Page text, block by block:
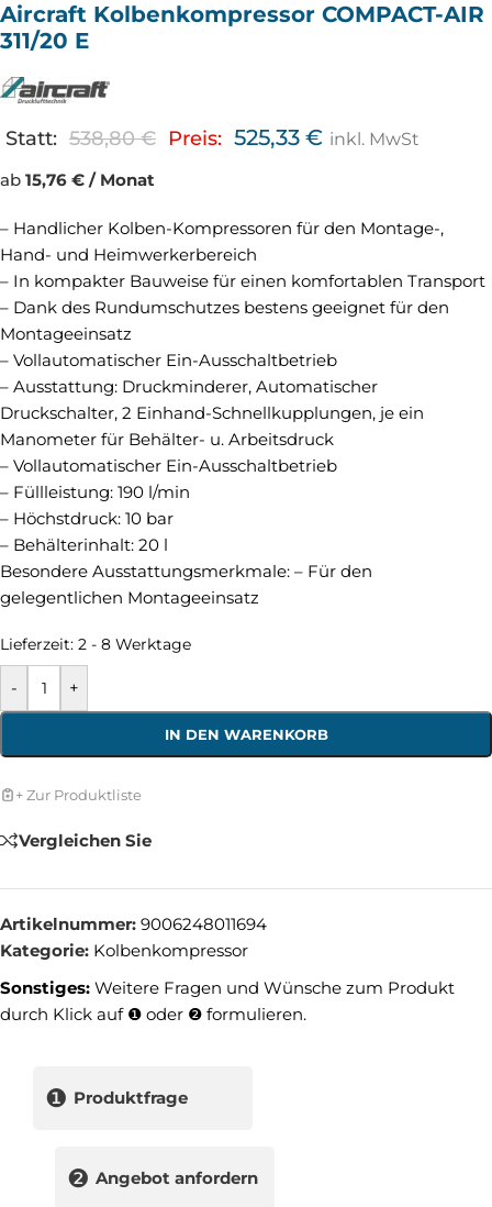
Aircraft Kolbenkompressor COMPACT-AIR
311/20 E
Statt: 538,80€ Preis: 525,33 € inkl. MwSt
ab 15,76 € / Monat
– Handlicher Kolben-Kompressoren für den Montage-,
Hand- und Heimwerkerbereich
– In kompakter Bauweise für einen komfortablen Transport
– Dank des Rundumschutzes bestens geeignet für den
Montageeinsatz
– Vollautomatischer Ein-Ausschaltbetrieb
– Ausstattung: Druckminderer, Automatischer
Druckschalter, 2 Einhand-Schnellkupplungen, je ein
Manometer für Behälter- u. Arbeitsdruck
– Vollautomatischer Ein-Ausschaltbetrieb
– Füllleistung: 190 l/min
– Höchstdruck: 10 bar
– Behälterinhalt: 20 l
Besondere Ausstattungsmerkmale: – Für den
gelegentlichen Montageeinsatz
Lieferzeit: 2 - 8 Werktage
- +
IN DEN WARENKORB
+ Zur Produktliste
Vergleichen Sie
Artikelnummer: 9006248011694
Kategorie: Kolbenkompressor
Sonstiges: Weitere Fragen und Wünsche zum Produkt
durch Klick auf ❶ oder ❷ formulieren.
❶ Produktfrage
❷ Angebot anfordern